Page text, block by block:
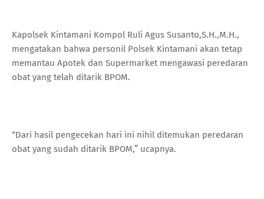
Kapolsek Kintamani Kompol Ruli Agus Susanto,S.H.,M.H.,
mengatakan bahwa personil Polsek Kintamani akan tetap
memantau Apotek dan Supermarket mengawasi peredaran
obat yang telah ditarik BPOM.
“Dari hasil pengecekan hari ini nihil ditemukan peredaran
obat yang sudah ditarik BPOM,” ucapnya.